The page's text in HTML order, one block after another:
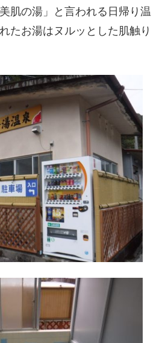
肌の湯」と言われる日帰り温
たお湯はヌルッとした肌触り